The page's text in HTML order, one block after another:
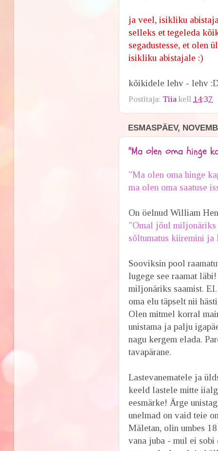
ja veel, isikliku
selleks et tegeleda
segadustesse, et olen
isikliku abistajale :)
kõikidele lehv - lehv
Postitaja: Tiia kell 14:37
ESMASPÄEV,
"Ma olen oma hinge
"Ma olen oma hinge
ma olen oma saatuse
On öelnud William
"Omal jõul miljonäriks
sõltumatus kiiremini ja
Sooviksin pool
lugege see raamat
miljonäriks saamist.
oma elu täpselt nii
Olen mitmel korral
unistama ja palju
nagu kergem elada.
tavapärane.
Lastevanematele ja
keeld lastele mitte
eesmärke! Ärge
unelmad on vaid teie
Mäletan, olin umbes
vana juba - mul ei sobi